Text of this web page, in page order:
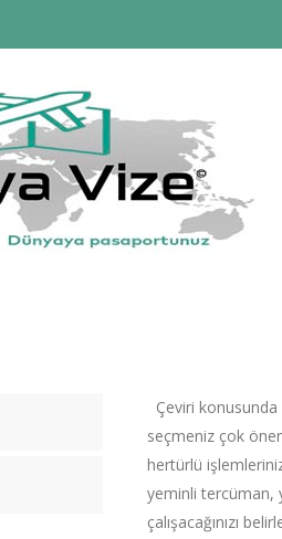
Çeviri
seçmeniz çok
hertürlü
yeminli tercüman,
çalışacağınızı